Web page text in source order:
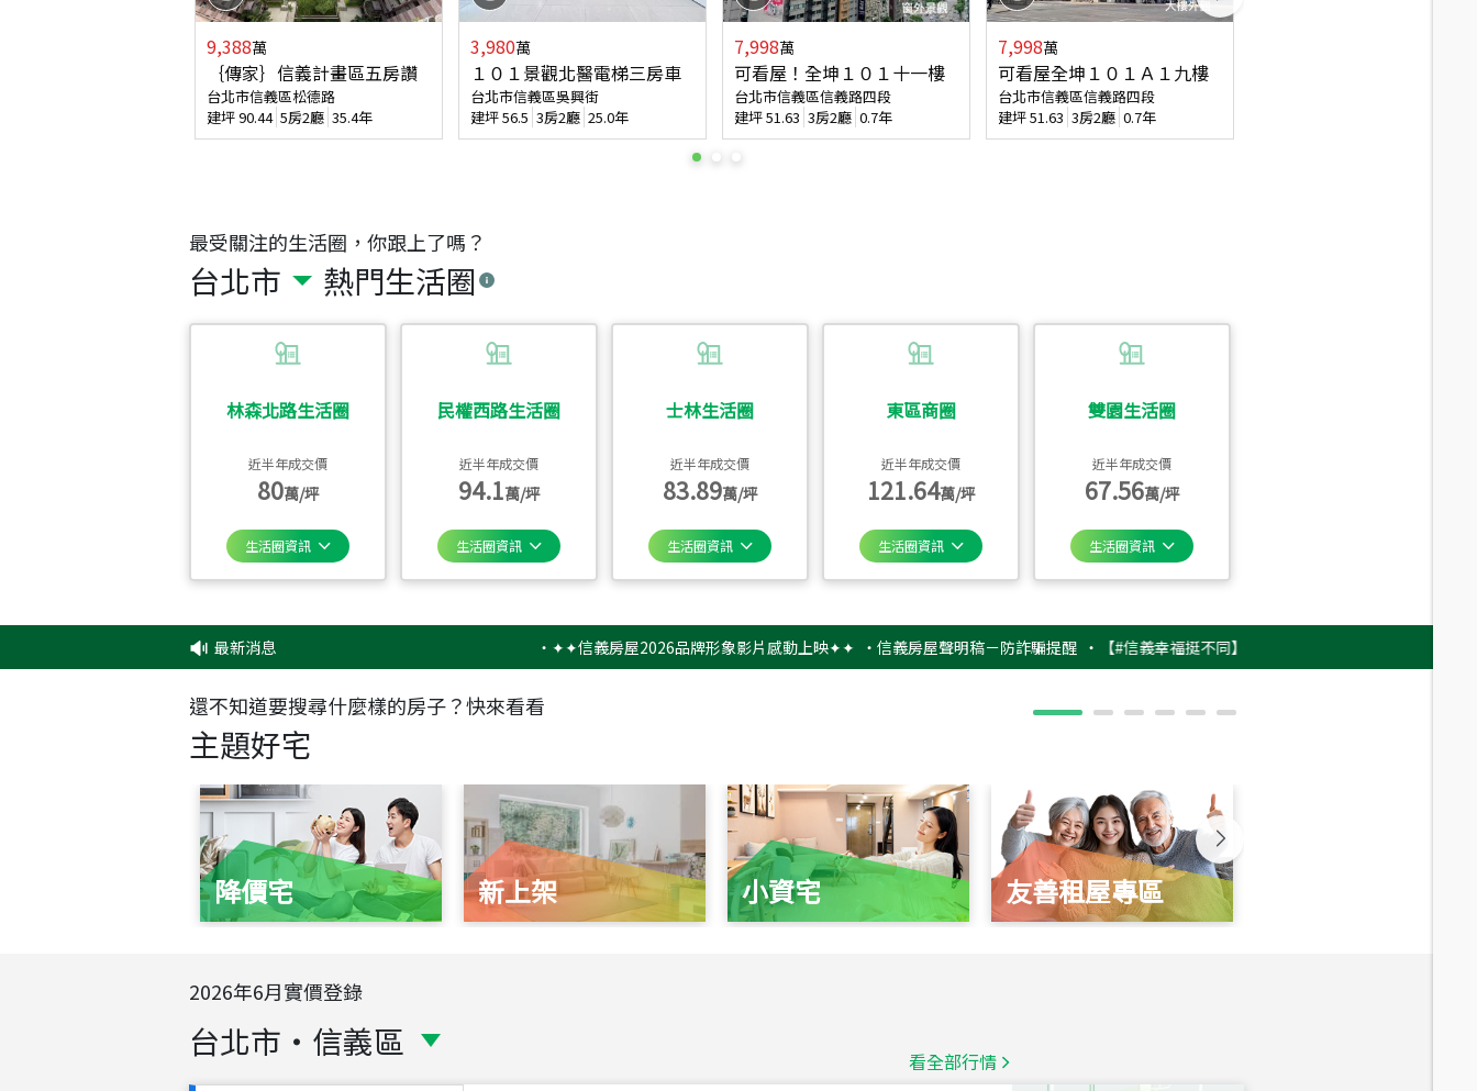
最受關注的生活圈，你跟上了嗎？
台北市 熱門生活圈
林森北路生活圈
近半年成交價
80萬/坪
生活圈資訊
民權西路生活圈
近半年成交價
94.1萬/坪
生活圈資訊
士林生活圈
近半年成交價
83.89萬/坪
生活圈資訊
東區商圈
近半年成交價
121.64萬/坪
生活圈資訊
雙園生活圈
近半年成交價
67.56萬/坪
生活圈資訊
9,388萬
｛傳家｝信義計畫區五房讚
台北市信義區松德路
建坪90.44 5房2廳 35.4年
3,980萬
１０１景觀北醫電梯三房車
台北市信義區吳興街
建坪56.5 3房2廳 25.0年
7,998萬
可看屋！全坤１０１十一樓
台北市信義區信義路四段
建坪51.63 3房2廳 0.7年
7,998萬
可看屋全坤１０１Ａ１九樓
台北市信義區信義路四段
建坪51.63 3房2廳 0.7年
最新消息 ✦✦信義房屋2026品牌形象影片感動上映✦✦ ‧信義房屋聲明稿－防詐騙提醒 ‧【#信義幸福挺不同】用實力，讓升職免抽號碼牌！最新雇主
還不知道要搜尋什麼樣的房子？快來看看
主題好宅
降價宅 新上架 小資宅 友善租屋專區
2026年6月實價登錄
台北市 ・ 信義區 看全部行情
台北市中山區長春路